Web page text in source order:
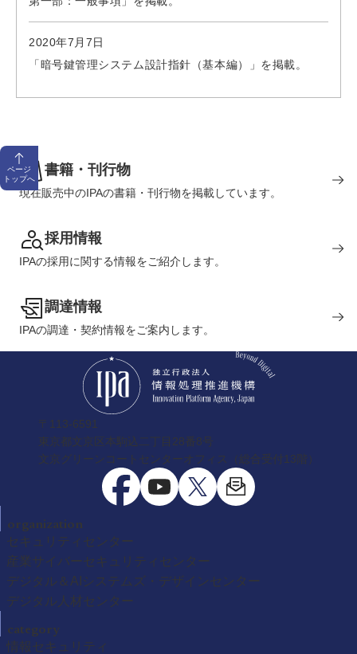
2020年7月7日
「暗号鍵管理システム設計指針（基本編）」を掲載。
ページ
トップへ
書籍・刊行物
現在販売中のIPAの書籍・刊行物を掲載しています。
採用情報
IPAの採用に関する情報をご紹介します。
調達情報
IPAの調達・契約情報をご案内します。
〒113-6591
東京都文京区本駒込二丁目28番8号
文京グリーンコートセンターオフィス（総合受付13階）
organization
セキュリティセンター
産業サイバーセキュリティセンター
デジタル＆AIシステムズ・デザインセンター
デジタル人材センター
category
情報セキュリティ